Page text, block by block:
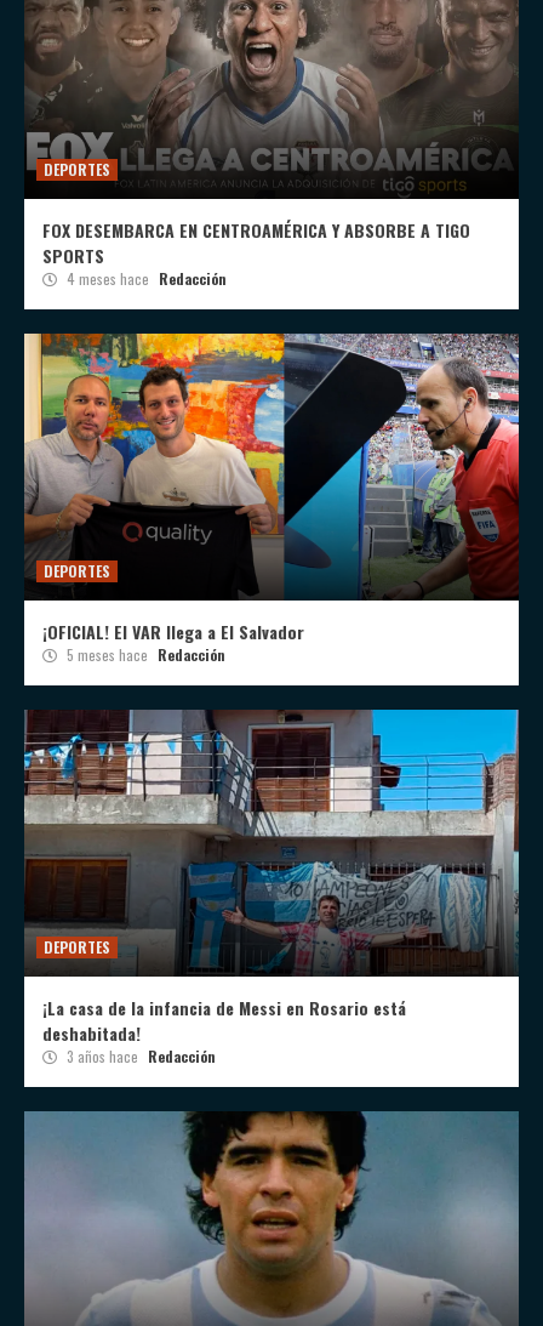
DEPORTES
FOX DESEMBARCA EN CENTROAMÉRICA Y ABSORBE A TIGO
SPORTS
4 meses hace Redacción
DEPORTES
¡OFICIAL! El VAR llega a El Salvador
5 meses hace Redacción
DEPORTES
¡La casa de la infancia de Messi en Rosario está
deshabitada!
3 años hace Redacción